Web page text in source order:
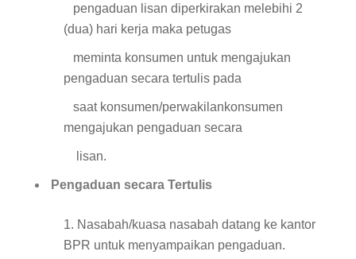
pengaduan lisan diperkirakan melebihi 2
(dua) hari kerja maka petugas
meminta konsumen untuk mengajukan
pengaduan secara tertulis pada
saat konsumen/perwakilankonsumen
mengajukan pengaduan secara
lisan.
Pengaduan secara Tertulis
1. Nasabah/kuasa nasabah datang ke kantor
BPR untuk menyampaikan pengaduan.